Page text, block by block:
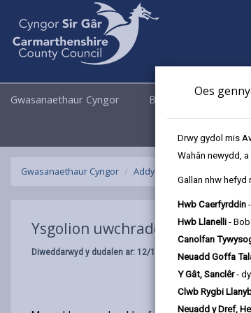
Oes
Drwy gydol mis
Wahân newydd,
Gallan nhw
Hwb Caerfyrddin
Hwb Llanelli -
Canolfan
Neuadd Goffa
Y Gât, Sanclêr-
Clwb Rygbi
Neuadd y Dref,
Gwasanaethaur Cyngor Busnes Cyngor
Gwasanaethaur Cyngor Addysg ac Ysgolion
Ysgolion uwchradd
Diweddarwyd y dudalen ar: 12/12/2024